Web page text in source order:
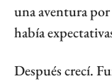
una aventura
había
Después crecí.